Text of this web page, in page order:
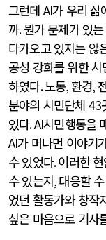
그런데 AI가 우리 삶
까.뭔가 문제가 있
다가오고 있지는 않
공성 강화를 위한
하였다.노동,환경,
분야의 시민단체 43
있다. AI시민행동을
AI가 머나먼 이야기
수 있었다.이러한
수 있는지,대응할
었던 활동가와 창작
싶은 마음으로 기사